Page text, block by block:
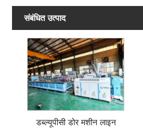
संबंधित उत्पाद
डब्ल्यूपीसी डोर मशीन लाइन